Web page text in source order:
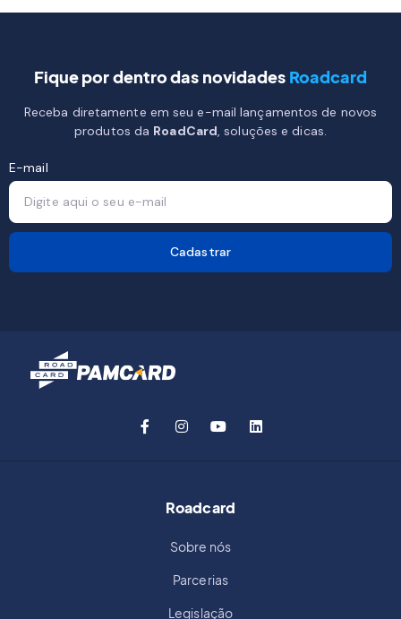
Fique por dentro das novidades Roadcard
Receba diretamente em seu e-mail lançamentos de novos
produtos da RoadCard, soluções e dicas.
E-mail
Cadastrar
Roadcard
Sobre nós
Parcerias
Legislação